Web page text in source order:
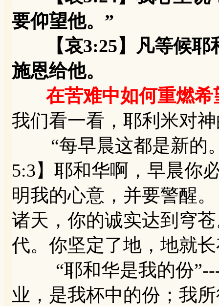
要仰望他。”
【哀3:25】凡等候耶
施恩给他。
在苦难中如何重燃希
我们看一看，耶利米对
“每早晨这都是新的。
5:3】耶和华啊，早晨你
明我的心意，并要警醒
诸天，你的诚实达到穹
代。你坚定了地，地就
“耶和华是我的份
业，是我杯中的份；我